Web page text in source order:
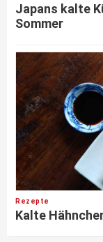
Japans kalte
Sommer
Rezepte
Kalte